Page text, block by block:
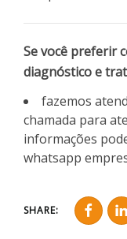
Se você preferir
diagnóstico e
fazemos
chamada para
informações
whatsapp
SHARE: